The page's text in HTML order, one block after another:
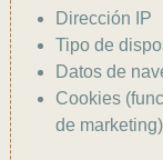
Dirección IP
Tipo de
Datos de
Cookies
de marketing)